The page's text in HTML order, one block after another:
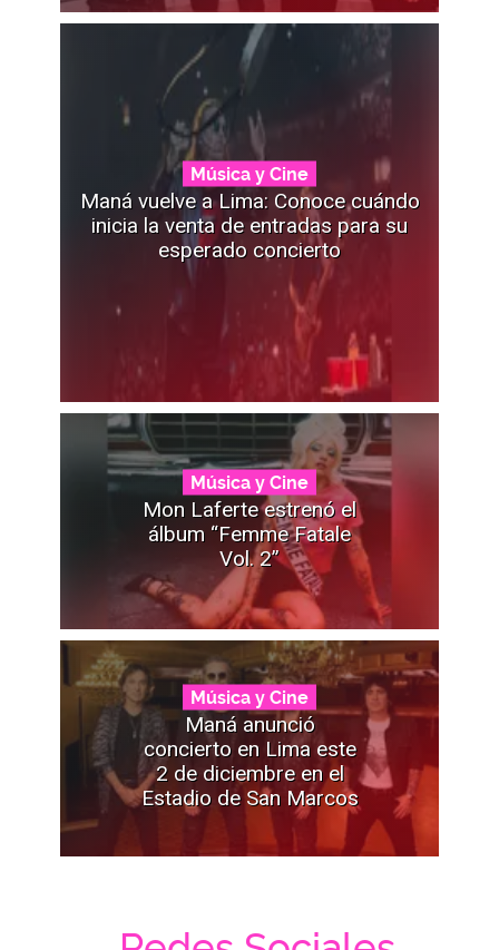
Música y Cine
Maná vuelve a Lima: Conoce cuándo
inicia la venta de entradas para su
esperado concierto
Música y Cine
Mon Laferte estrenó el
álbum “Femme Fatale
Vol. 2”
Música y Cine
Maná anunció
concierto en Lima este
2 de diciembre en el
Estadio de San Marcos